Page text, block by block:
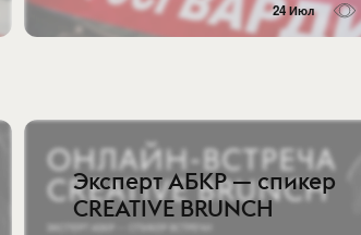
24 Июл
Эксперт АБКР — спикер
CREATIVE BRUNCH